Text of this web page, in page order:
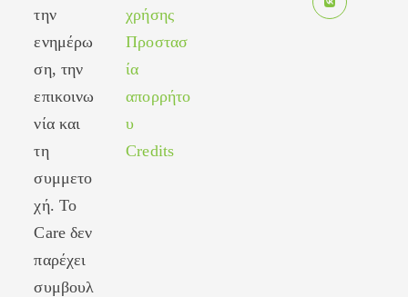
την
ενημέρω
ση, την
επικοινω
νία και
τη
συμμετο
χή. Το
Care δεν
παρέχει
συμβουλ
χρήσης
Προστασ
ία
απορρήτο
υ
Credits
new
in